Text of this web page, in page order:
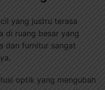
yang justru terasa
di ruang besar yang
dan furnitur sangat
optik yang mengubah